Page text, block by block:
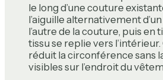
le long d’une couture
l’aiguille alternativement
l’autre de la couture, puis en
tissu se replie vers
réduit la circonférence sans
visibles sur l’endroit du